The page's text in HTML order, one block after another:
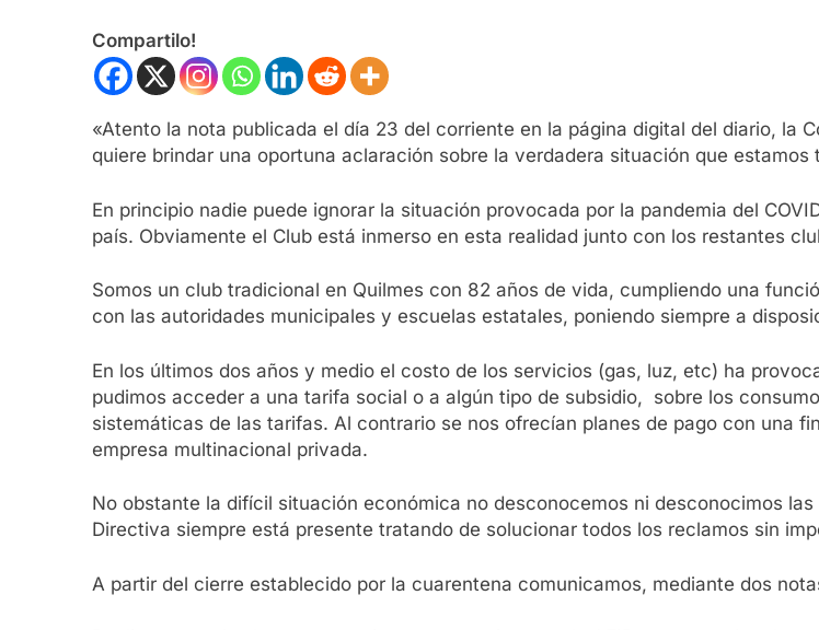
Compartilo!
«Atento la nota publicada el día 23 del corriente en la página digital del diario, la
quiere brindar una oportuna aclaración sobre la verdadera situación que estamos
En principio nadie puede ignorar la situación provocada por la pandemia del
país. Obviamente el Club está inmerso en esta realidad junto con los restantes
Somos un club tradicional en Quilmes con 82 años de vida, cumpliendo una
con las autoridades municipales y escuelas estatales, poniendo siempre a
En los últimos dos años y medio el costo de los servicios (gas, luz, etc) ha
pudimos acceder a una tarifa social o a algún tipo de subsidio, sobre los
sistemáticas de las tarifas. Al contrario se nos ofrecían planes de pago con una
empresa multinacional privada.
No obstante la difícil situación económica no desconocemos ni desconocimos
Directiva siempre está presente tratando de solucionar todos los reclamos sin
A partir del cierre establecido por la cuarentena comunicamos, mediante dos